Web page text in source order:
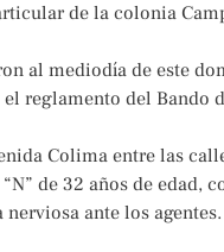
de la colonia
al mediodía de este
reglamento del Bando
Colima entre las
de 32 años de
ante los agentes.